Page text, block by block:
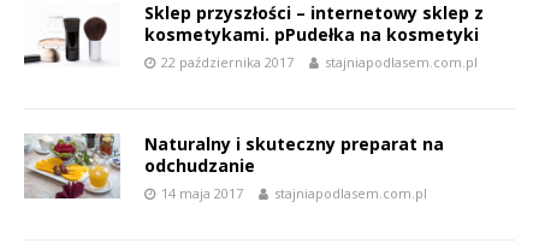
Sklep przyszłości – internetowy sklep z
kosmetykami. pPudełka na kosmetyki
22 października 2017 stajniapodlasem.com.pl
Naturalny i skuteczny preparat na
odchudzanie
14 maja 2017 stajniapodlasem.com.pl